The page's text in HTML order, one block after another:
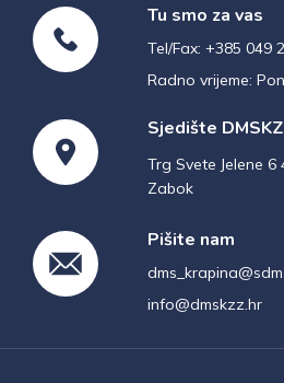
Tu smo za vas
Tel/Fax: +385 049
Radno vrijeme:
Sjedište
Trg Svete Jelene 6
Zabok
Pišite nam
info@dmskzz.hr